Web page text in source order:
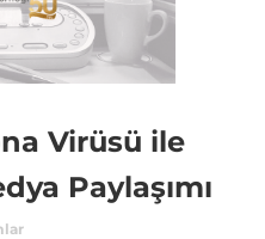
Virüsü ile
Paylaşımı